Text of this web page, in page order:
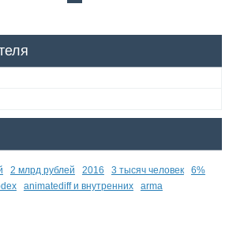
2 млрд рублей 2016 3 тысяч человек
6%
animatediff и внутренних arma